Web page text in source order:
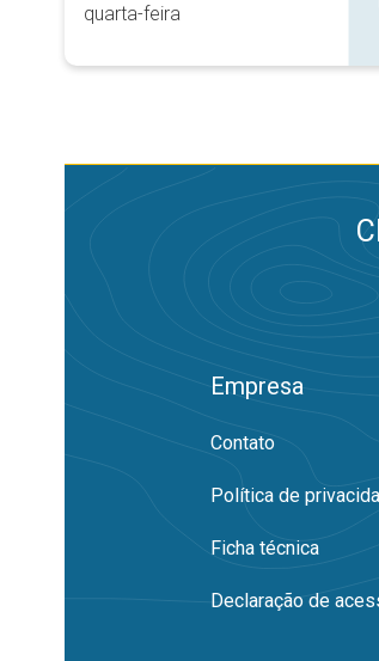
quarta-feira
Empresa
Contato
Política de
Ficha técnica
Declaração de